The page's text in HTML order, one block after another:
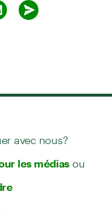
avec nous?
les médias ou